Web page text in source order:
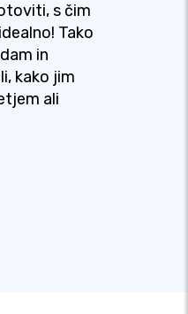
s čim
Tako
in
kako jim
ali